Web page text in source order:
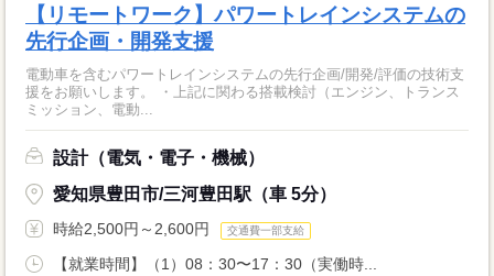
【リモートワーク】パワートレインシステムの
先行企画・開発支援
電動車を含むパワートレインシステムの先行企画/開発/評価の技術支
援をお願いします。 ・上記に関わる搭載検討（エンジン、トランス
ミッション、電動...
設計（電気・電子・機械）
愛知県豊田市/三河豊田駅（車 5分）
時給2,500円～2,600円 交通費一部支給
【就業時間】（1）08：30〜17：30（実働時...